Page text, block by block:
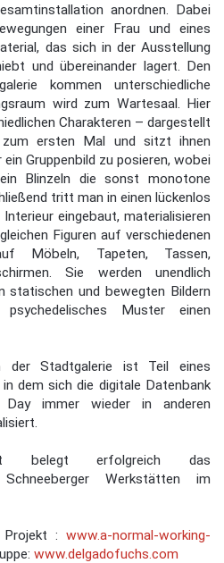
anordnen. Dabei
einer Frau und eines
das sich in der Ausstellung
und übereinander lagert. Den
kommen unterschiedliche
wird zum Wartesaal. Hier
Charakteren – dargestellt
ersten Mal und sitzt ihnen
Gruppenbild zu posieren, wobei
Blinzeln die sonst monotone
tritt man in einen lückenlos
eingebaut, materialisieren
Figuren auf verschiedenen
Möbeln, Tapeten, Tassen,
Sie werden unendlich
statischen und bewegten Bildern
Muster einen
der Stadtgalerie ist Teil eines
dem sich die digitale Datenbank
immer wieder in anderen
belegt erfolgreich das
Werkstätten im
: www.a-normal-working-
www.delgadofuchs.com